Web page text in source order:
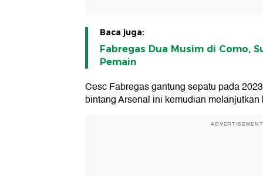
Baca juga:
Fabregas Dua Musim di Como,
Pemain
Cesc Fabregas gantung sepatu pada
bintang Arsenal ini kemudian
ADVERTISEMENT